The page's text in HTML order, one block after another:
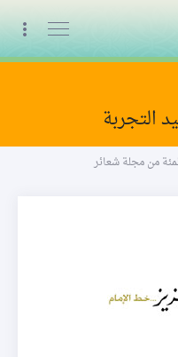
التجربة
من مجلة شعائر